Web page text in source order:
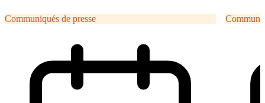
Communiqués de presse